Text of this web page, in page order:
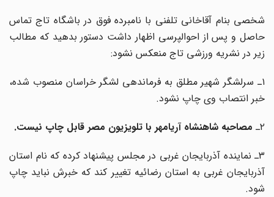
شخصی بنام آقاخانی تلفنی با نامبرده فوق در باشگاه تاج تماس
حاصل و پس از احوالپرسی اظهار داشت دستور بدهید که مطالب
زیر در نشریه ورزشی تاج منعکس نشود:
۱ـ سرلشگر شهیر مطلق به فرماندهی لشگر خراسان منصوب شده،
خبر انتصاب وی چاپ نشود.
مصاحبه شاهنشاه آریامهر با تلویزیون مصر قابل چاپ نیست.
۳ـ نماینده آذربایجان غربی در مجلس پیشنهاد کرده که نام استان
آذربایجان غربی به استان رضائیه تغییر کند که خبرش نباید چاپ
شود.